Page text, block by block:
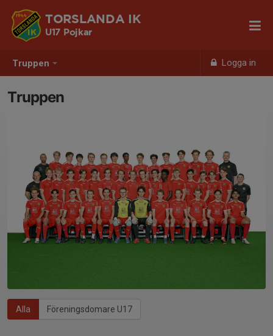
Truppen Logga in
TORSLANDA IK
U17 Pojkar
Truppen
Alla Föreningsdomare U17